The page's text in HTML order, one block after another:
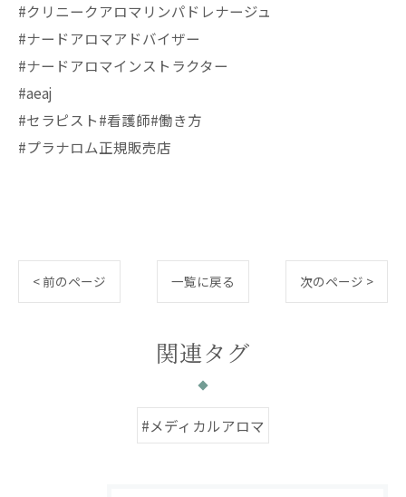
#クリニークアロマリンパドレナージュ
#ナードアロマアドバイザー
#ナードアロマインストラクター
#aeaj
#セラピスト#看護師#働き方
#プラナロム正規販売店
< 前のページ 一覧に戻る 次のページ >
関連タグ
#メディカルアロマ